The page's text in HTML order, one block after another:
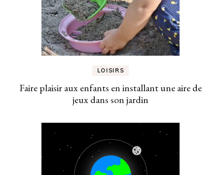
LOISIRS
Faire plaisir aux enfants en installant une aire de
jeux dans son jardin